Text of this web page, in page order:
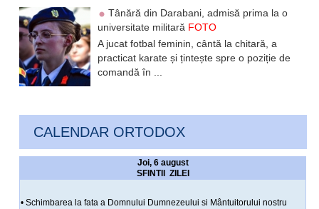
Tânără din Darabani, admisă prima la o
universitate militară FOTO
A jucat fotbal feminin, cântă la chitară, a
practicat karate și țintește spre o poziție de
comandă în ...
CALENDAR ORTODOX
Joi, 6 august
SFINTII ZILEI
• Schimbarea la fata a Domnului Dumnezeului si Mântuitorului nostru